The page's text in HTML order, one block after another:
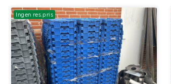
Ingen res.pris